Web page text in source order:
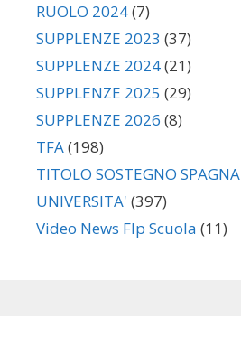
RUOLO 2024(7)
SUPPLENZE 2023 (37)
SUPPLENZE 2024(21)
SUPPLENZE 2025 (29)
SUPPLENZE 2026 (8)
TFA(198)
TITOLO SOSTEGNO SPAGNA
UNIVERSITA' (397)
Video News Flp Scuola (11)